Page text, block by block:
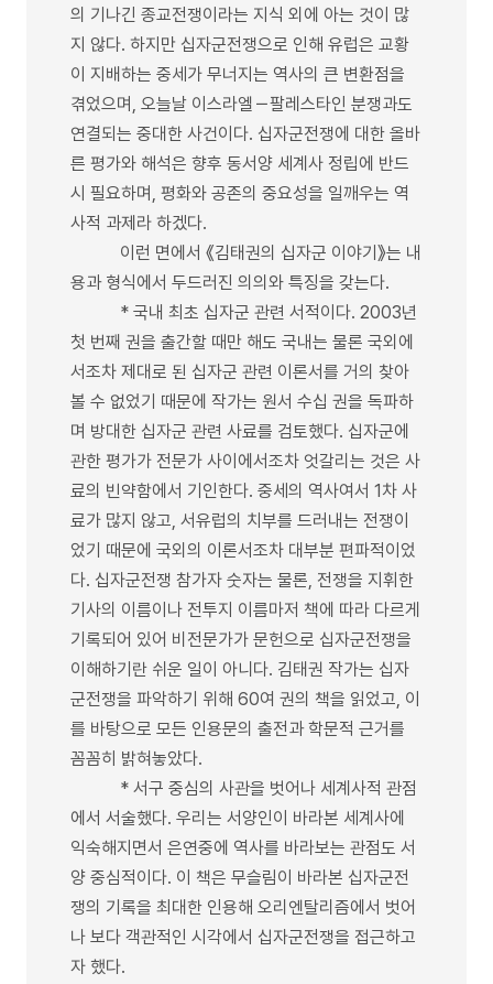
의 기나긴 종교전쟁이라는 지식 외에 아는 것이 많
지 않다. 하지만 십자군전쟁으로 인해 유럽은 교황
이 지배하는 중세가 무너지는 역사의 큰 변환점을
겪었으며, 오늘날 이스라엘－팔레스타인 분쟁과도
연결되는 중대한 사건이다. 십자군전쟁에 대한 올바
른 평가와 해석은 향후 동서양 세계사 정립에 반드
시 필요하며, 평화와 공존의 중요성을 일깨우는 역
사적 과제라 하겠다.
이런 면에서 《김태권의 십자군 이야기》는 내
용과 형식에서 두드러진 의의와 특징을 갖는다.
* 국내 최초 십자군 관련 서적이다. 2003년
첫 번째 권을 출간할 때만 해도 국내는 물론 국외에
서조차 제대로 된 십자군 관련 이론서를 거의 찾아
볼 수 없었기 때문에 작가는 원서 수십 권을 독파하
며 방대한 십자군 관련 사료를 검토했다. 십자군에
관한 평가가 전문가 사이에서조차 엇갈리는 것은 사
료의 빈약함에서 기인한다. 중세의 역사여서 1차 사
료가 많지 않고, 서유럽의 치부를 드러내는 전쟁이
었기 때문에 국외의 이론서조차 대부분 편파적이었
다. 십자군전쟁 참가자 숫자는 물론, 전쟁을 지휘한
기사의 이름이나 전투지 이름마저 책에 따라 다르게
기록되어 있어 비전문가가 문헌으로 십자군전쟁을
이해하기란 쉬운 일이 아니다. 김태권 작가는 십자
군전쟁을 파악하기 위해 60여 권의 책을 읽었고, 이
를 바탕으로 모든 인용문의 출전과 학문적 근거를
꼼꼼히 밝혀놓았다.
* 서구 중심의 사관을 벗어나 세계사적 관점
에서 서술했다. 우리는 서양인이 바라본 세계사에
익숙해지면서 은연중에 역사를 바라보는 관점도 서
양 중심적이다. 이 책은 무슬림이 바라본 십자군전
쟁의 기록을 최대한 인용해 오리엔탈리즘에서 벗어
나 보다 객관적인 시각에서 십자군전쟁을 접근하고
자 했다.